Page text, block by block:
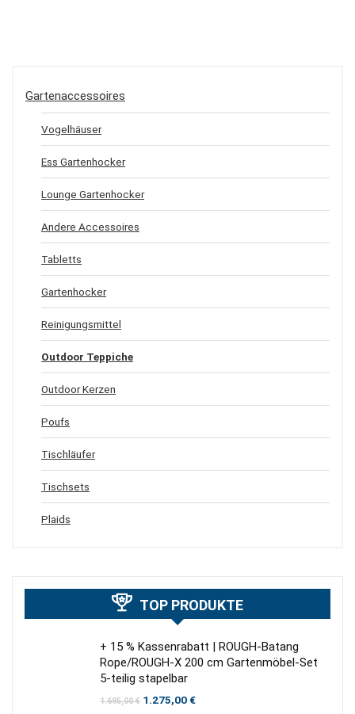
Gartenaccessoires
Vogelhäuser
Ess Gartenhocker
Lounge Gartenhocker
Andere Accessoires
Tabletts
Gartenhocker
Reinigungsmittel
Outdoor Teppiche
Outdoor Kerzen
Poufs
Tischläufer
Tischsets
Plaids
TOP PRODUKTE
+ 15 % Kassenrabatt | ROUGH-Batang
Rope/ROUGH-X 200 cm Gartenmöbel-Set
5-teilig stapelbar
1.695,00€ Ursprünglicher
1.275,00€Aktueller